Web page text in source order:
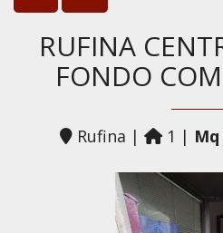
RUFINA
FONDO
Rufina | 1 | Mq